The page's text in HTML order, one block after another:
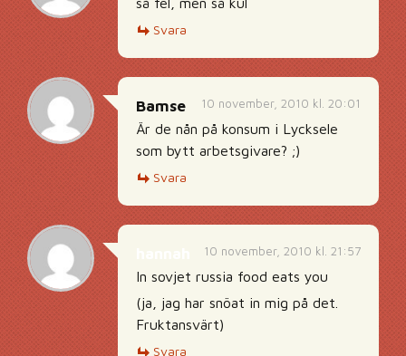
Svara
10 november, 2010 kl. 20:01
Bamse
Är de nån på konsum i Lycksele
som bytt arbetsgivare? ;)
Svara
10 november, 2010 kl. 21:57
In sovjet russia food eats you
(ja, jag har snöat in mig på det.
Fruktansvärt)
Svara